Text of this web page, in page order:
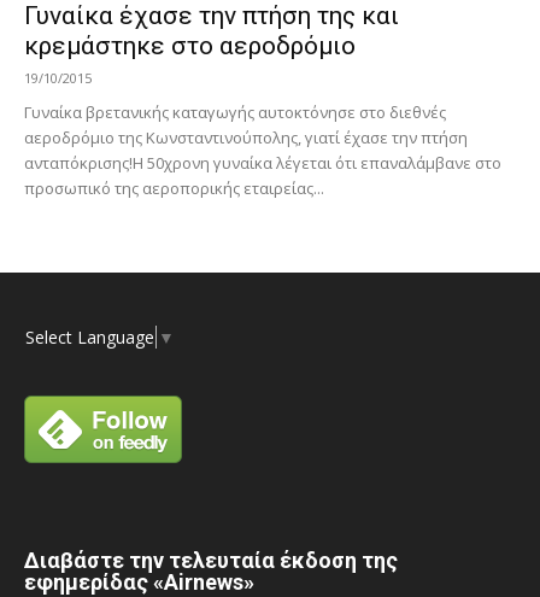
Γυναίκα έχασε την πτήση της και
κρεμάστηκε στο αεροδρόμιο
19/10/2015
Γυναίκα βρετανικής καταγωγής αυτοκτόνησε στο διεθνές
αεροδρόμιο της Κωνσταντινούπολης, γιατί έχασε την πτήση
ανταπόκρισης!Η 50χρονη γυναίκα λέγεται ότι επαναλάμβανε στο
προσωπικό της αεροπορικής εταιρείας...
Select Language ▼
Διαβάστε την τελευταία έκδοση της
εφημερίδας «Airnews»